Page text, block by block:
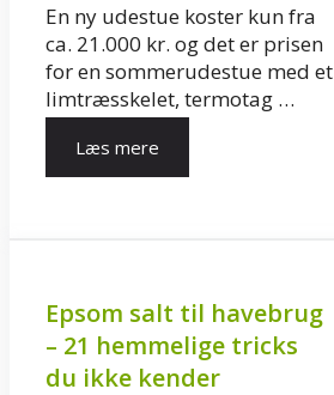
En ny udestue koster kun fra
ca. 21.000 kr. og det er prisen
for en sommerudestue med et
limtræsskelet, termotag …
Læs mere
Epsom salt til havebrug
– 21 hemmelige tricks
du ikke kender